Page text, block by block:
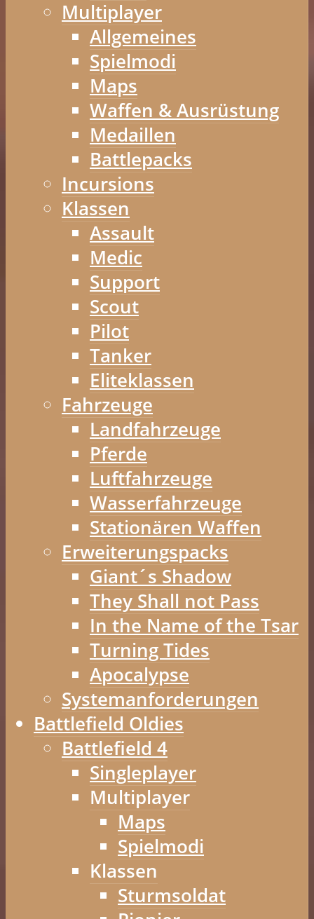
Multiplayer
Allgemeines
Spielmodi
Maps
Waffen & Ausrüstung
Medaillen
Battlepacks
Incursions
Klassen
Assault
Medic
Support
Scout
Pilot
Tanker
Eliteklassen
Fahrzeuge
Landfahrzeuge
Pferde
Luftfahrzeuge
Wasserfahrzeuge
Stationären Waffen
Erweiterungspacks
Giant´s Shadow
They Shall not Pass
In the Name of the Tsar
Turning Tides
Apocalypse
Systemanforderungen
Battlefield Oldies
Battlefield 4
Singleplayer
Multiplayer
Maps
Spielmodi
Klassen
Sturmsoldat